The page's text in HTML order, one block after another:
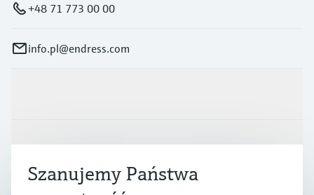
+48 71 773 00 00
info.pl@endress.com
Przemysł
Szanujemy Państwa